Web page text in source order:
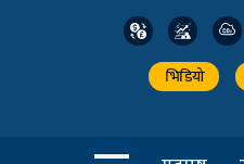
भिडियो